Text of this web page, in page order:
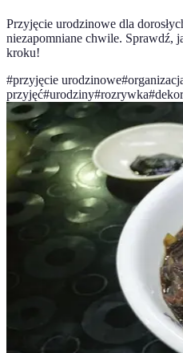
Przyjęcie urodzinowe dla
niezapomniane chwile. Sprawdź,
kroku!
#przyjęcie urodzinowe#
przyjęć#urodziny#rozrywka#